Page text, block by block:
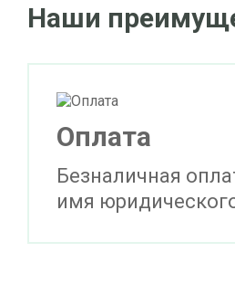
Наши
Оплата
Безналичная
имя